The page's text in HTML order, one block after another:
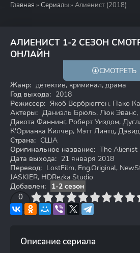
Главная » Сериалы » Алиенист (2018)
АЛИЕНИСТ 1-2 СЕЗОН
ОНЛАЙН
СМОТРЕТЬ
Жанр: детектив, криминал, драма
Год выхода: 2018
Режиссер: Якоб Вербрюгген, Пако
Актеры: Даниэль Брюль, Люк
Дакота Фаннинг, Роберт Уиздом,
К'Орианка Килчер, Мэтт Линтц,
Страна: США
Оригинальное название: The Alienist
Дата выхода: 21 января 2018
Перевод: LostFilm, Eng.Original,
JASKIER, HDRezka Studio
Добавлен:
1-2 сезон
0
4 6 7 8 9 10
Описание сериала